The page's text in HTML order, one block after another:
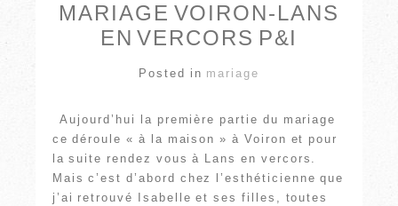
MARIAGE VOIRON-LANS
EN VERCORS P&I
Posted in mariage
Aujourd’hui la première partie du mariage
ce déroule « à la maison » à Voiron et pour
la suite rendez vous à Lans en vercors.
Mais c’est d’abord chez l’esthéticienne que
j’ai retrouvé Isabelle et ses filles, toutes